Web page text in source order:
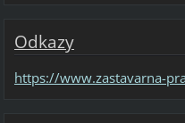
Odkazy
https://www.zastavarna-